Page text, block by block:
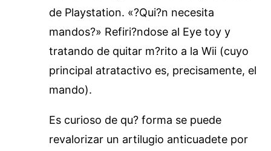
de Playstation. «?Qui?n necesita
mandos?» Refiri?ndose al Eye toy y
tratando de quitar m?rito a la Wii (cuyo
principal atratactivo es, precisamente, el
mando).
Es curioso de qu? forma se puede
revalorizar un artilugio anticuadete por